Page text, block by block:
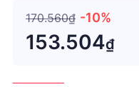
170.560₫ -10%
153.504₫